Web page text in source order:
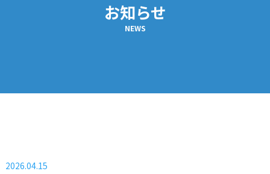
お知らせ
NEWS
2026.04.15